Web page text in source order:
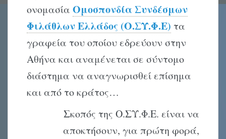
ονομασίαΟμοσπονδία Συνδέσμων
Φιλάθλων Ελλάδος (Ο.ΣΥ.Φ.Ε) τα
γραφεία του οποίου εδρεύουν στην
Αθήνα και αναμένεται σε σύντομο
διάστημα να αναγνωρισθεί επίσημα
και από το κράτος…
Σκοπός της Ο.ΣΥ.Φ.Ε. είναι να
αποκτήσουν, για πρώτη φορά,